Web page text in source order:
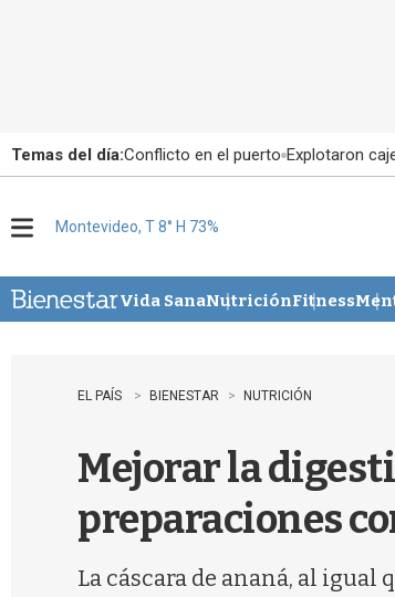
Temas del día:Conflicto en el puerto Explotaron
u
Montevideo, T 8° H 73%
Vida SanaNutriciónFitness
EL PAÍS BIENESTAR NUTRICIÓN
Mejorar la
preparaciones
La cáscara de ananá, al